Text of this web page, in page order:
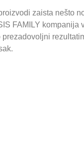
zaista nešto
FAMILY kompanija
prezadovoljni